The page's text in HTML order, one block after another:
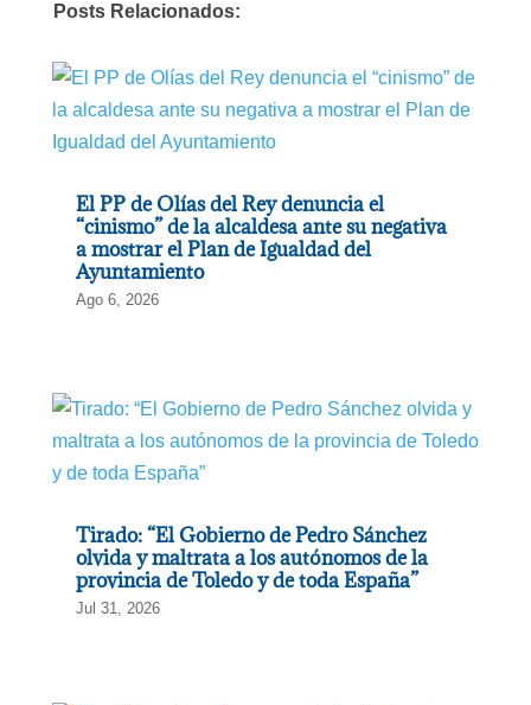
Posts Relacionados:
El PP de Olías del Rey denuncia el
“cinismo” de la alcaldesa ante su negativa
a mostrar el Plan de Igualdad del
Ayuntamiento
Ago 6, 2026
Tirado: “El Gobierno de Pedro Sánchez
olvida y maltrata a los autónomos de la
provincia de Toledo y de toda España”
Jul 31, 2026